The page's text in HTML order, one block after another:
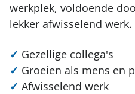
werkplek, voldoende
lekker afwisselend werk.
✓ Gezellige collega's
✓ Groeien als mens en
✓ Afwisselend werk